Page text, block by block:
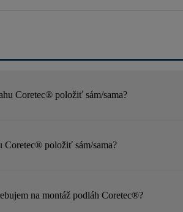
Coretec® položiť sám/sama?
Coretec® položiť sám/sama?
na montáž podláh Coretec®?